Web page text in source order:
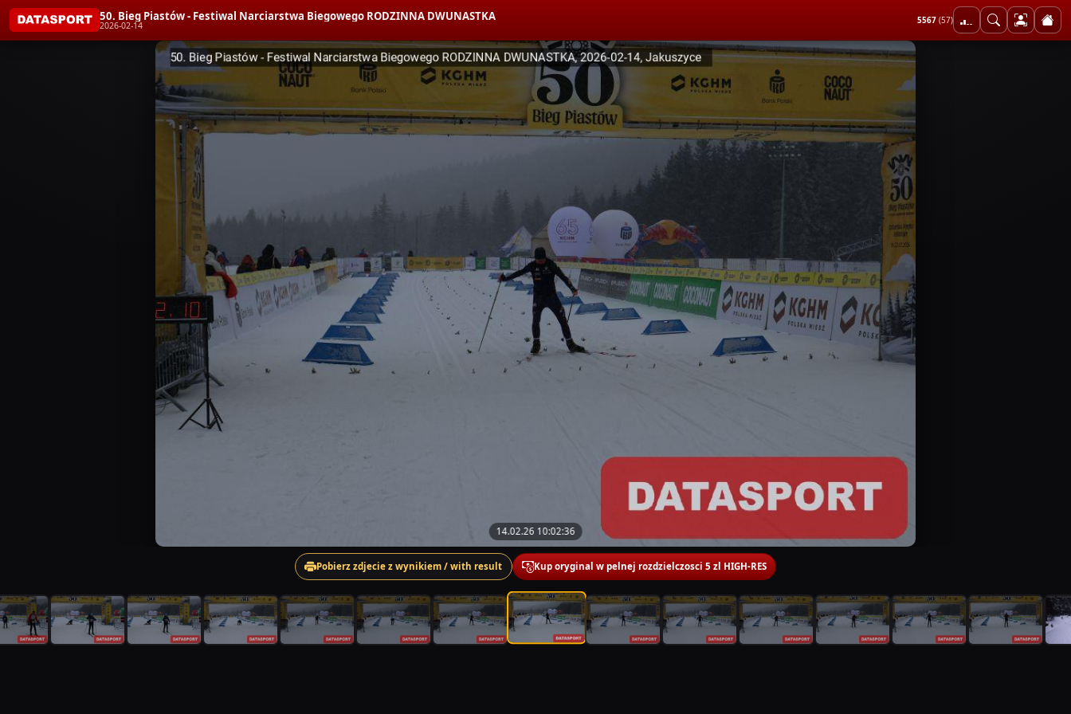
50. Bieg Piastów - Festiwal Narciarstwa Biegowego RODZINNA DWUNASTKA
2026-02-14 5567 (57)
14.02.26 10:02:36
Pobierz zdjecie z wynikiem / with result Kup oryginal w pelnej rozdzielczosci 5 zl HIGH-RES